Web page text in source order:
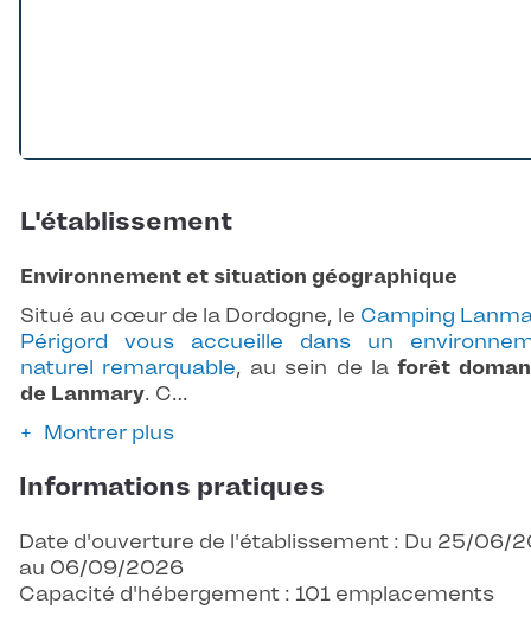
L'établissement
Environnement et situation géographique
Situé au cœur de la Dordogne, le Camping
Périgord vous accueille dans un
naturel remarquable, au sein de la forêt
de Lanmary. C…
Montrer plus
Informations pratiques
Date d'ouverture de l'établissement : Du 25/06/
au 06/09/2026
Capacité d'hébergement : 101 emplacements